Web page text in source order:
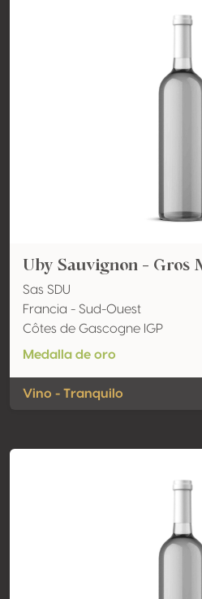
Uby Sauvignon - Gros
Sas SDU
Francia - Sud-Ouest
Côtes de Gascogne IGP
Medalla de oro
Vino - Tranquilo